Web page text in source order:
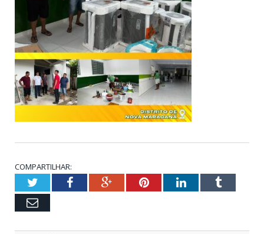
COMPARTILHAR:
TwitterFacebookGoogle+PinterestLinkedInTumblr
Email